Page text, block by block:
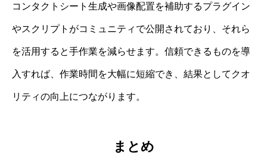
コンタクトシート生成や画像配置を補助するプラグイン
やスクリプトがコミュニティで公開されており、それら
を活用すると手作業を減らせます。信頼できるものを導
入すれば、作業時間を大幅に短縮でき、結果としてクオ
リティの向上につながります。
まとめ